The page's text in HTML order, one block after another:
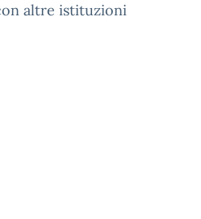
altre istituzioni